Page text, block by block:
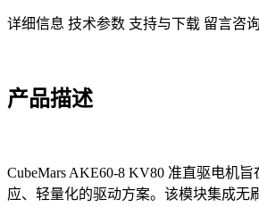
详细信息 技术参数 支持与下载 留言咨询
产品描述
CubeMars AKE60-8 KV80 准直驱电机
应、轻量化的驱动方案。该模块集成无